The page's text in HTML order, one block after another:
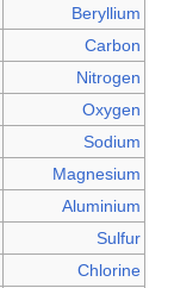
Beryllium
Carbon
Nitrogen
Oxygen
Sodium
Magnesium
Aluminium
Sulfur
Chlorine